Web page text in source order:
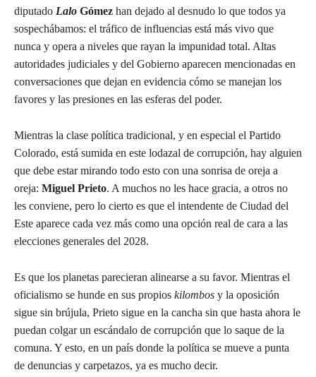
diputado Lalo Gómez han dejado al desnudo lo que todos ya
sospechábamos: el tráfico de influencias está más vivo que
nunca y opera a niveles que rayan la impunidad total. Altas
autoridades judiciales y del Gobierno aparecen mencionadas en
conversaciones que dejan en evidencia cómo se manejan los
favores y las presiones en las esferas del poder.
Mientras la clase política tradicional, y en especial el Partido
Colorado, está sumida en este lodazal de corrupción, hay alguien
que debe estar mirando todo esto con una sonrisa de oreja a
oreja: Miguel Prieto. A muchos no les hace gracia, a otros no
les conviene, pero lo cierto es que el intendente de Ciudad del
Este aparece cada vez más como una opción real de cara a las
elecciones generales del 2028.
Es que los planetas parecieran alinearse a su favor. Mientras el
oficialismo se hunde en sus propios kilombos y la oposición
sigue sin brújula, Prieto sigue en la cancha sin que hasta ahora le
puedan colgar un escándalo de corrupción que lo saque de la
comuna. Y esto, en un país donde la política se mueve a punta
de denuncias y carpetazos, ya es mucho decir.